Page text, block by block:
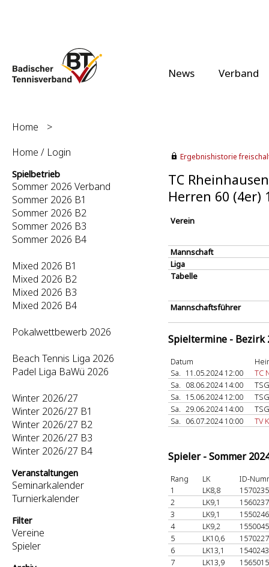
News Verband
Home
>
Home / Login
Spielbetrieb
Sommer 2026 Verband
Sommer 2026 B1
Sommer 2026 B2
Sommer 2026 B3
Sommer 2026 B4
Mixed 2026 B1
Mixed 2026 B2
Mixed 2026 B3
Mixed 2026 B4
Pokalwettbewerb 2026
Beach Tennis Liga 2026
Padel Liga BaWü 2026
Winter 2026/27
Winter 2026/27 B1
Winter 2026/27 B2
Winter 2026/27 B3
Winter 2026/27 B4
Veranstaltungen
Seminarkalender
Turnierkalender
Filter
Vereine
Spieler
Ergebnishistorie
TC
Herren 60 (4er)
Verein
Mannschaft
Liga
Tabelle
Mannschaftsführer
Spieltermine - Bezirk
Datum
Sa. 11.05.2024 12:00
TC
Sa. 08.06.2024 14:00
Sa. 15.06.2024 12:00
Sa. 29.06.2024 14:00
Sa. 06.07.2024 10:00 TV
Spieler - Sommer
Rang LK
ID-
1
LK8,8
2
LK9,1
3
LK9,1
4
LK9,2
5
LK10,6
6
LK13,1
7
LK13,9